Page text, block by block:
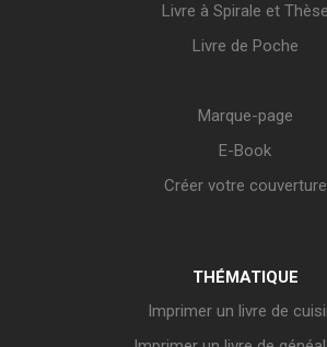
Livre à Spirale et Thèse
Livre de Poche
Marque-page
E-Book
Créer votre couverture
THÉMATIQUE
Imprimer un livre de